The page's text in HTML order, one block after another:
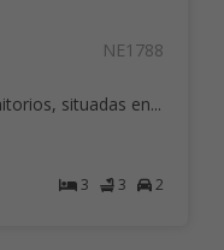
NE1788
situadas en...
3 3 2